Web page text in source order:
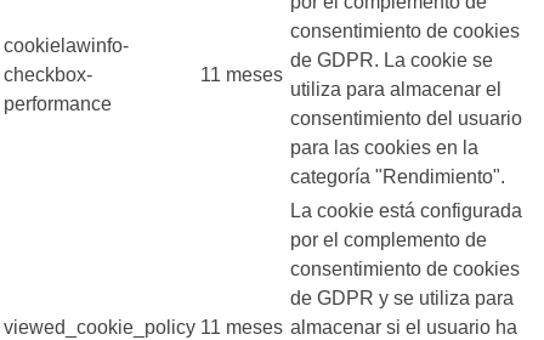
cookielawinfo-
checkbox-
performance
11 meses
consentimiento de cookies
de GDPR. La cookie se
utiliza para almacenar el
consentimiento del usuario
para las cookies en la
categoría "Rendimiento".
viewed_cookie_policy 11 meses
La cookie está configurada
por el complemento de
consentimiento de cookies
de GDPR y se utiliza para
almacenar si el usuario ha